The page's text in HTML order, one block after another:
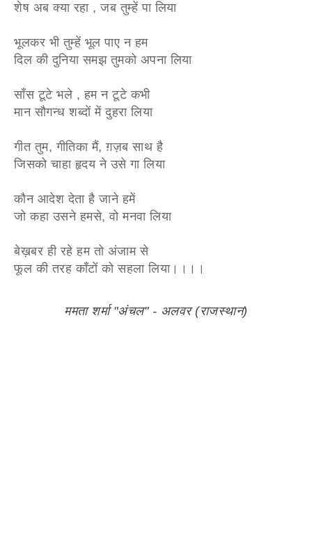
शेष अब क्या रहा , जब तुम्हें पा लिया
भूलकर भी तुम्हें भूल पाए न हम
दिल की दुनिया समझ तुमको अपना लिया
साँस टूटे भले , हम न टूटे कभी
मान सौगन्ध शब्दों में दुहरा लिया
गीत तुम, गीतिका मैं, ग़ज़ब साथ है
जिसको चाहा हृदय ने उसे गा लिया
कौन आदेश देता है जाने हमें
जो कहा उसने हमसे, वो मनवा लिया
बेख़बर ही रहे हम तो अंजाम से
फूल की तरह काँटों को सहला लिया।।।।
ममता शर्मा "अंचल" - अलवर (राजस्थान)